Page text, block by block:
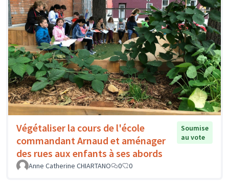
Végétaliser la cours de l'école
commandant Arnaud et aménager
des rues aux enfants à ses abords
Soumise
au vote
Anne Catherine CHIARTANO 0 0